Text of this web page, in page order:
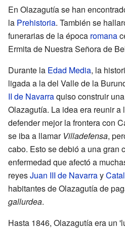
En Olazagutía se han
la Prehistoria. También se
funerarias de la época romana
Ermita de Nuestra Señora de
Durante la Edad Media, la
ligada a la del Valle de la
II de Navarraquiso construir
Olazagutía. La idea era reunir a
defender mejor la frontera con
se iba a llamar Villadefensa,
cabo. Esto se debió a una gran
enfermedad que afectó a
reyesJuan III de Navarray
habitantes de Olazagutía de
gallurdea.
Hasta 1846, Olazagutía era un